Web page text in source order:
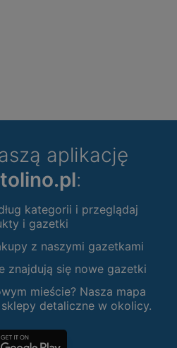
aplikację
:
kategorii i przeglądaj
i gazetki
z naszymi gazetkami
znajdują się nowe gazetki
mieście? Nasza mapa
detaliczne w okolicy.